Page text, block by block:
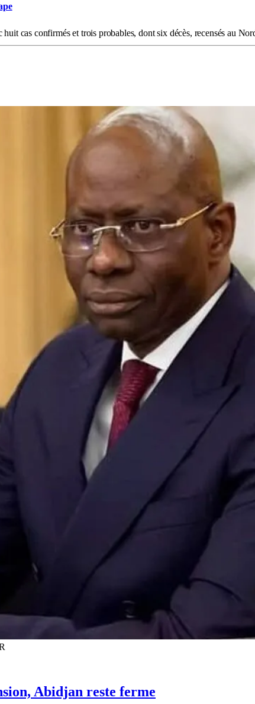
cas confirmés et trois probables, dont six décès, recensés au
Abidjan reste ferme